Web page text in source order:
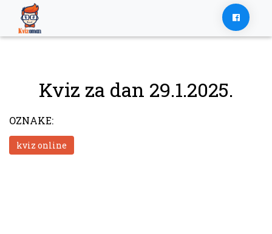
content
Kviz za dan 29.1.2025.
OZNAKE:
kviz online